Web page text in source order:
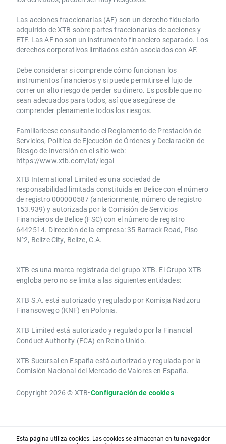
Las acciones fraccionarias (AF) son un derecho fiduciario
adquirido de XTB sobre partes fraccionarias de acciones y
ETF. Las AF no son un instrumento financiero separado. Los
derechos corporativos limitados están asociados con AF.
Debe considerar si comprende cómo funcionan los
instrumentos financieros y si puede permitirse el lujo de
correr un alto riesgo de perder su dinero. Es posible que no
sean adecuados para todos, así que asegúrese de
comprender plenamente todos los riesgos.
Familiarícese consultando el Reglamento de Prestación de
Servicios, Política de Ejecución de Órdenes y Declaración de
Riesgo de Inversión en el sitio web:
https://www.xtb.com/lat/legal
XTB International Limited es una sociedad de
responsabilidad limitada constituida en Belice con el número
de registro 000000587 (anteriormente, número de registro
153.939) y autorizada por la Comisión de Servicios
Financieros de Belice (FSC) con el número de registro
6442514. Dirección de la empresa: 35 Barrack Road, Piso
N°2, Belize City, Belize, C.A.
​​XTB es una marca registrada del grupo XTB. El Grupo XTB
engloba pero no se limita a las siguientes entidades:
XTB S.A.​ está autorizado y regulado por Komisja Nadzoru
Finansowego (KNF) ​en Polonia.
XTB Limited ​está autorizado y regulado por la ​Financial
Conduct Authority ​(FCA) en ​​Reino Unido.
XTB Sucursal en España está autorizada y regulada por la
Comisión Nacional del Mercado de Valores en España.
Copyright 2026 © XTB•Configuración de cookies
Esta página utiliza cookies. Las cookies se almacenan en tu navegador